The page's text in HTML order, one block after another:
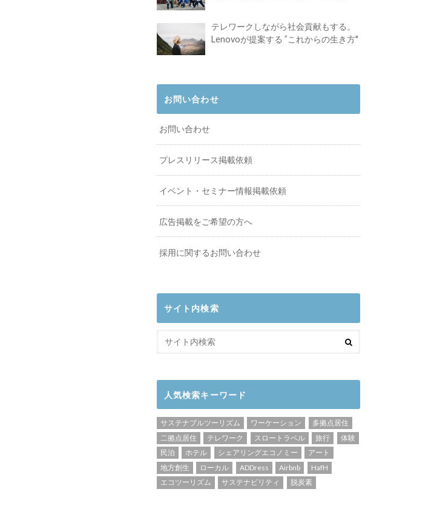
テレワークしながら社会貢献もする。
Lenovoが提案する ”これからの生き方"
お問い合わせ
お問い合わせ
プレスリリース掲載依頼
イベント・セミナー情報掲載依頼
広告掲載をご希望の方へ
採用に関するお問い合わせ
サイト内検索
人気検索キーワード
サステナブルツーリズム ワーケーション
多拠点居住
二拠点居住
テレワーク スロートラベル 旅行
体験
民泊
ホテル シェアリングエコノミー
アート
地方創生
ローカル ADDress Airbnb
HafH
エコツーリズム
サステナビリティ 脱炭素